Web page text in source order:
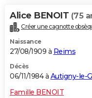
Alice BENOIT (75
Créer une cagnotte
Naissance
27/08/1909 à Reims
Décès
06/11/1984 à Autigny-le-
Famille BENOIT